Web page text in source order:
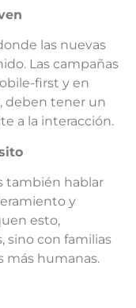
las nuevas
Las campañas
first y en
deben tener un
a la interacción.
también hablar
y
esto,
sino con familias
más humanas.